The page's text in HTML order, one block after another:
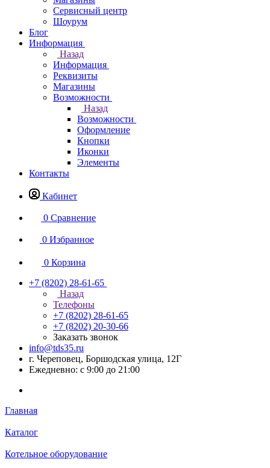
Сервисный центр
Шоурум
Блог
Информация
Назад
Информация
Реквизиты
Магазины
Возможности
Назад
Возможности
Оформление
Кнопки
Иконки
Элементы
Контакты
Кабинет
0 Сравнение
0 Избранное
0 Корзина
+7 (8202) 28‑61-65
Назад
Телефоны
+7 (8202) 28‑61-65
+7 (8202) 20‑30-66
Заказать звонок
info@tds35.ru
г. Череповец, Боршодская улица, 12Г
Ежедневно: с 9:00 до 21:00
Главная
Каталог
Котельное оборудование